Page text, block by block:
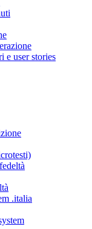
e user stories
.italia